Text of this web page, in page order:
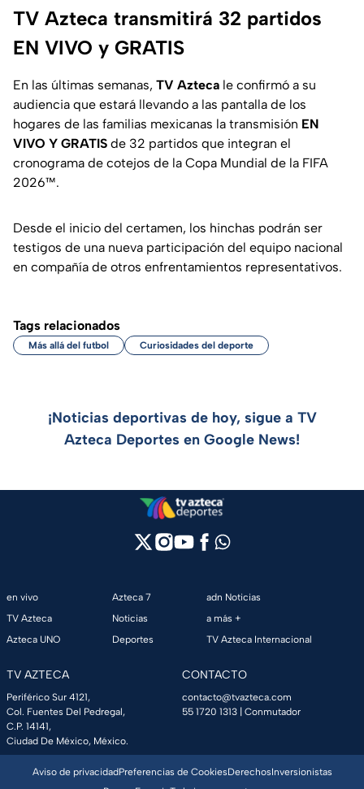
TV Azteca transmitirá 32 partidos
EN VIVO y GRATIS
En las últimas semanas, TV Azteca le confirmó a su
audiencia que estará llevando a las pantalla de los
hogares de las familias mexicanas la transmisión EN
VIVO Y GRATIS de 32 partidos que integran el
cronograma de cotejos de la Copa Mundial de la FIFA
2026™.
Desde el inicio del certamen, los hinchas podrán ser
testigos de una nueva participación del equipo nacional
en compañía de otros enfrentamientos representativos.
Tags relacionados
Más allá del futbol Curiosidades del deporte
¡Noticias deportivas de hoy, sigue a TV
Azteca Deportes en Google News!
en vivo
TV Azteca
Azteca UNO
Azteca 7
Noticias
Deportes
adn Noticias
a más +
TV Azteca Internacional
TV AZTECA
Periférico Sur 4121,
Col. Fuentes Del Pedregal,
C.P. 14141,
Ciudad De México, México.
CONTACTO
contacto@tvazteca.com
55 1720 1313 | Conmutador
Aviso de privacidadPreferencias de CookiesDerechosInversionistas